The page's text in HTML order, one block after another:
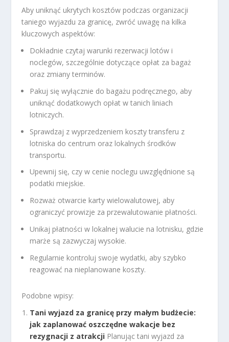
Aby uniknąć ukrytych kosztów podczas organizacji
taniego wyjazdu za granicę, zwróć uwagę na kilka
kluczowych aspektów:
Dokładnie czytaj warunki rezerwacji lotów i
noclegów, szczególnie dotyczące opłat za bagaż
oraz zmiany terminów.
Pakuj się wyłącznie do bagażu podręcznego, aby
uniknąć dodatkowych opłat w tanich liniach
lotniczych.
Sprawdzaj z wyprzedzeniem koszty transferu z
lotniska do centrum oraz lokalnych środków
transportu.
Upewnij się, czy w cenie noclegu uwzględnione są
podatki miejskie.
Rozważ otwarcie karty wielowalutowej, aby
ograniczyć prowizje za przewalutowanie płatności.
Unikaj płatności w lokalnej walucie na lotnisku, gdzie
marże są zazwyczaj wysokie.
Regularnie kontroluj swoje wydatki, aby szybko
reagować na nieplanowane koszty.
Podobne wpisy:
Tani wyjazd za granicę przy małym budżecie:
jak zaplanować oszczędne wakacje bez
rezygnacji z atrakcji Planując tani wyjazd za